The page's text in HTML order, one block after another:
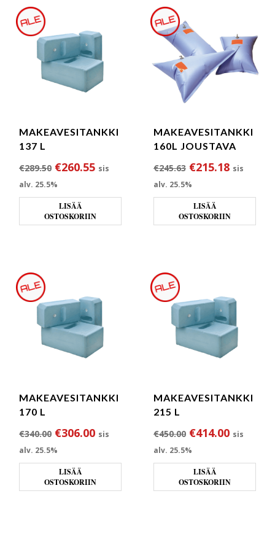
MAKEAVESITANKKI
137 L
€289.50 Alkuperäinen hinta oli: €289.50.
€260.55Nykyinen hinta on: €260.55.
sis
alv. 25.5%
LISÄÄ
OSTOSKORIIN
MAKEAVESITANKKI
160L JOUSTAVA
€245.63 Alkuperäinen
€215.18 sis
alv. 25.5%
LISÄÄ
OSTOSKORIIN
MAKEAVESITANKKI
170 L
€340.00 Alkuperäinen hinta oli: €340.00.
€306.00Nykyinen hinta on: €306.00.
sis
alv. 25.5%
LISÄÄ
OSTOSKORIIN
MAKEAVESITANKKI
215 L
€450.00 Alkuperäinen
€414.00 sis
alv. 25.5%
LISÄÄ
OSTOSKORIIN